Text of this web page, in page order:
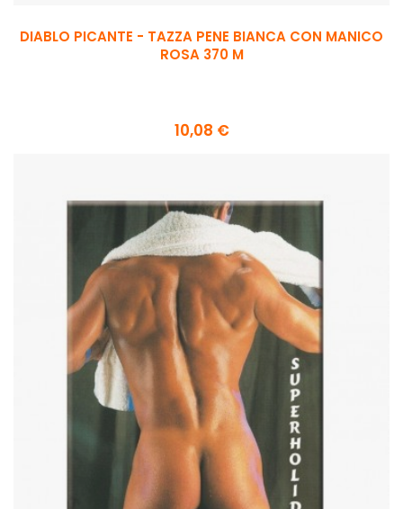
DIABLO PICANTE - TAZZA PENE BIANCA CON MANICO
ROSA 370 M
10,08 €